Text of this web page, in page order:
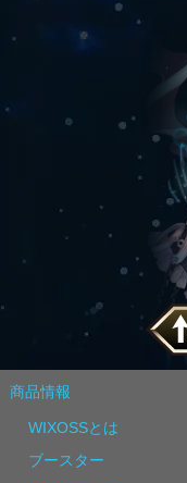
商品情報
WIXOSSとは
ブースター